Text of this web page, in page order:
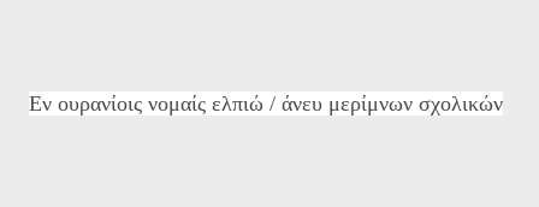
Εν ουρανίοις νομαίς ελπιώ / άνευ μερίμνων σχολικών